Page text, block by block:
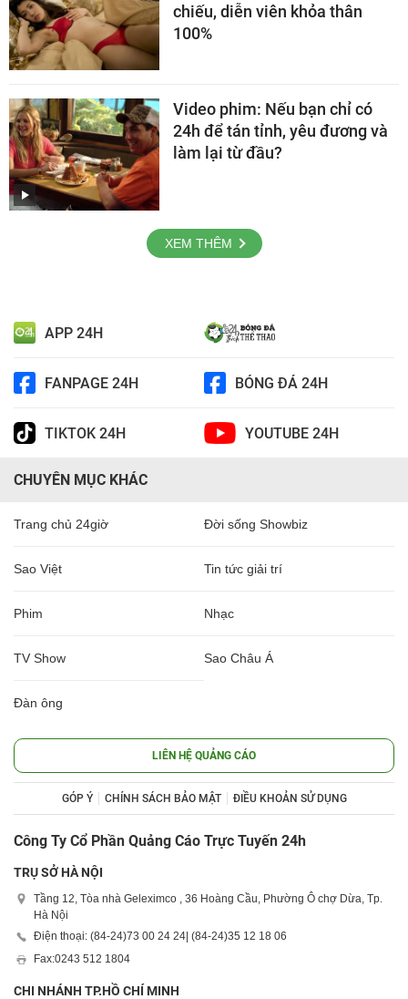
chiếu, diễn viên khỏa thân
100%
Video phim: Nếu bạn chỉ có
24h để tán tỉnh, yêu đương và
làm lại từ đầu?
XEM THÊM
APP 24H
FANPAGE 24H BÓNG ĐÁ 24H
TIKTOK 24H YOUTUBE 24H
CHUYÊN MỤC KHÁC
Trang chủ 24giờ Đời sống Showbiz
Sao Việt Tin tức giải trí
Phim Nhạc
TV Show Sao Châu Á
Đàn ông
LIÊN HỆ QUẢNG CÁO
GÓP Ý CHÍNH SÁCH BẢO MẬT ĐIỀU KHOẢN SỬ DỤNG
Công Ty Cổ Phần Quảng Cáo Trực Tuyến 24h
TRỤ SỞ HÀ NỘI
Tầng 12, Tòa nhà Geleximco , 36 Hoàng Cầu, Phường Ô chợ Dừa, Tp.
Hà Nội
Điện thoại: (84-24)73 00 24 24 | (84-24)35 12 18 06
Fax:0243 512 1804
CHI NHÁNH TP.HỒ CHÍ MINH